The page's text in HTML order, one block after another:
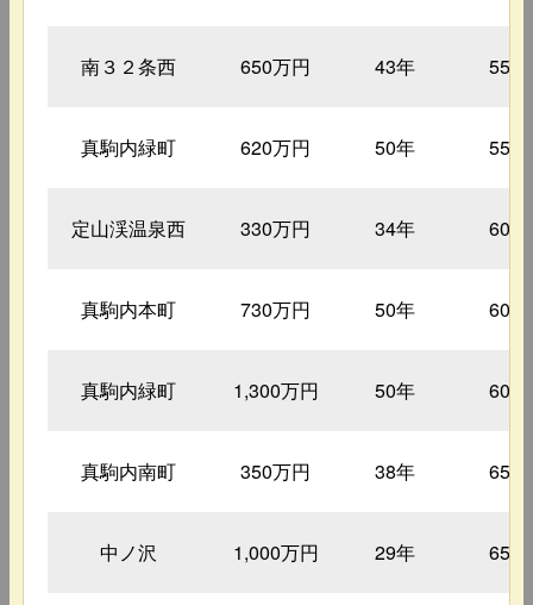
南３２条西 650万円 43年 55㎡
真駒内緑町 620万円 50年 55㎡
定山渓温泉西 330万円 34年 60㎡
真駒内本町 730万円 50年 60㎡
真駒内緑町 1,300万円 50年 60㎡
真駒内南町 350万円 38年 65㎡
中ノ沢 1,000万円 29年 65㎡